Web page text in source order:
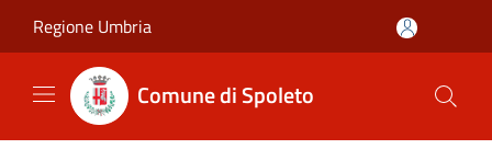
Regione Umbria
Comune di Spoleto